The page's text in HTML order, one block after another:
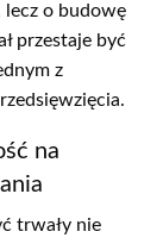
o budowę
przestaje być
z
na
trwały nie